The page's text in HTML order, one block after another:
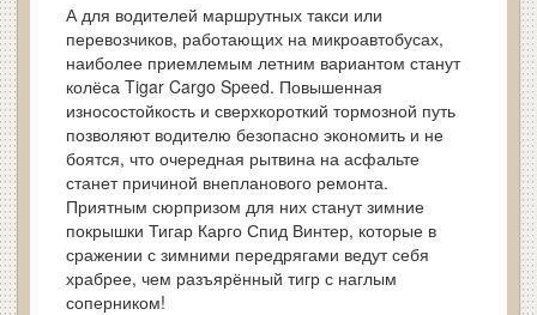
А для водителей маршрутных такси или
перевозчиков, работающих на микроавтобусах,
наиболее приемлемым летним вариантом станут
колёса Tigar Cargo Speed. Повышенная
износостойкость и сверхкороткий тормозной путь
позволяют водителю безопасно экономить и не
боятся, что очередная рытвина на асфальте
станет причиной внепланового ремонта.
Приятным сюрпризом для них станут зимние
покрышки Тигар Карго Спид Винтер, которые в
сражении с зимними передрягами ведут себя
храбрее, чем разъярённый тигр с наглым
соперником!